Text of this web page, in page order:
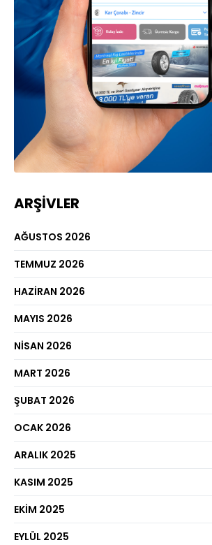
ARŞIVLER
AĞUSTOS 2026
TEMMUZ 2026
HAZIRAN 2026
MAYIS 2026
NISAN 2026
MART 2026
ŞUBAT 2026
OCAK 2026
ARALIK 2025
KASIM 2025
EKIM 2025
EYLÜL 2025